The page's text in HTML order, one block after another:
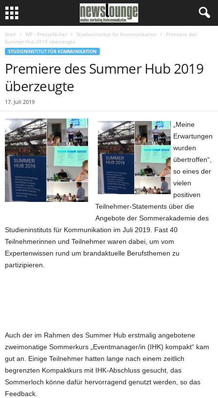
Start WP - Pressefächer Studieninstitut für Kommunikation
Premiere des
Summer Hub 2019 überzeugte
STUDIENINSTITUT FÜR KOMMUNIKATION
Premiere des Summer Hub 2019
überzeugte
17. Juli 2019
„Meine
Erwartungen
wurden
übertroffen“,
so eines der
vielen
positiven
Teilnehmer-Statements über die
Angebote der Sommerakademie des
Studieninstituts für Kommunikation im Juli 2019. Fast 40
Teilnehmerinnen und Teilnehmer waren dabei, um vom
Expertenwissen rund um brandaktuelle Berufsthemen zu
partizipieren.
Auch der im Rahmen des Summer Hub erstmalig angebotene
zweimonatige Sommerkurs „Eventmanager/in (IHK) kompakt“ kam
gut an. Einige Teilnehmer hatten lange nach einem zeitlich
begrenzten Kompaktkurs mit IHK-Abschluss gesucht, das
Sommerloch könne dafür hervorragend genutzt werden, so das
Feedback.